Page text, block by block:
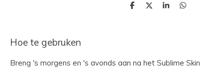
D
D
S
D
Hoe te gebruken
Breng 's morgens en 's avonds aan na het Sublime Skin